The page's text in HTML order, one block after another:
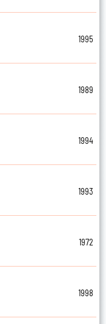
1995
1989
1994
1993
1972
1998